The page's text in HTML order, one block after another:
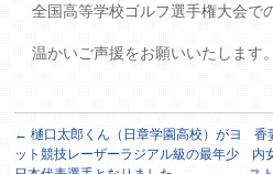
全国高等学校ゴルフ選手権大会で
温かいご声援をお願いいたします。
← 樋口太郎くん（日章学園高校）がヨ
ット競技レーザーラジアル級の最年少
香
内